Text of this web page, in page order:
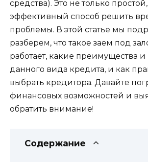
средства). Это не только
эффективный способ решить
проблемы. В этой статье мы
разберем, что такое заем под
работает, какие преимущества и
данного вида кредита, и как
выбрать кредитора. Давайте
финансовых возможностей и
обратить внимание!
Содержание